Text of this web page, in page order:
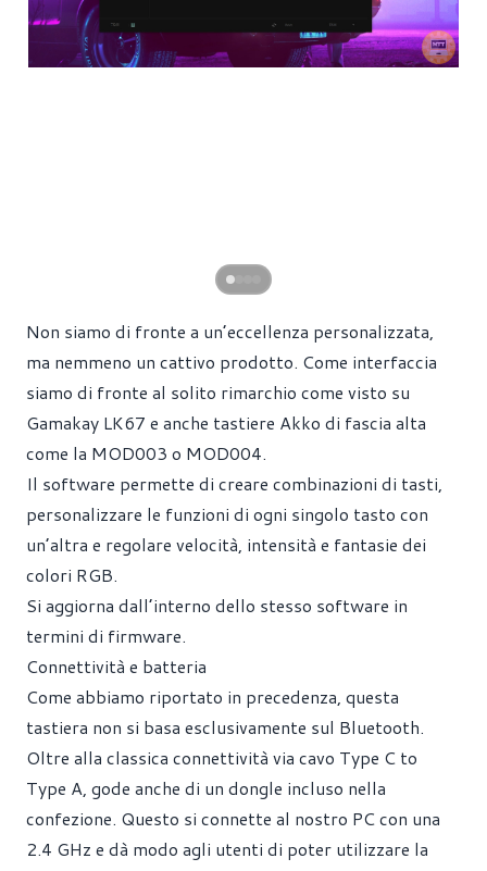
Non siamo di fronte a un’eccellenza personalizzata,
ma nemmeno un cattivo prodotto. Come interfaccia
siamo di fronte al solito rimarchio come visto su
Gamakay LK67 e anche tastiere Akko di fascia alta
come la MOD003 o MOD004.
Il software permette di creare combinazioni di tasti,
personalizzare le funzioni di ogni singolo tasto con
un’altra e regolare velocità, intensità e fantasie dei
colori RGB.
Si aggiorna dall’interno dello stesso software in
termini di firmware.
Connettività e batteria
Come abbiamo riportato in precedenza, questa
tastiera non si basa esclusivamente sul Bluetooth.
Oltre alla classica connettività via cavo Type C to
Type A, gode anche di un dongle incluso nella
confezione. Questo si connette al nostro PC con una
2.4 GHz e dà modo agli utenti di poter utilizzare la